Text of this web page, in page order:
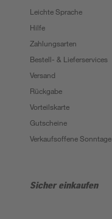
Leichte Sprache
Hilfe
Zahlungsarten
Bestell- & Lieferservices
Versand
Rückgabe
Vorteilskarte
Gutscheine
Verkaufsoffene Sonntage
Sicher einkaufen